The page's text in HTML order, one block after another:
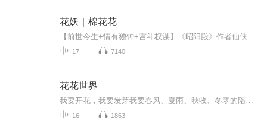
花妖｜棉花花
17 7140
花花世界
16 1863